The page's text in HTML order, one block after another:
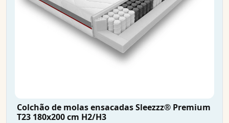
Colchão de molas ensacadas Sleezzz® Premium
T23 180x200 cm H2/H3